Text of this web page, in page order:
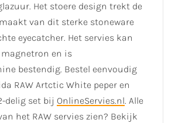
Het stoere design trekt de
van dit sterke stoneware
eyecatcher. Het servies kan
en is
bestendig. Bestel eenvoudig
RAW Artctic White peper en
delig set bij OnlineServies.nl. Alle
het RAW servies zien? Bekijk